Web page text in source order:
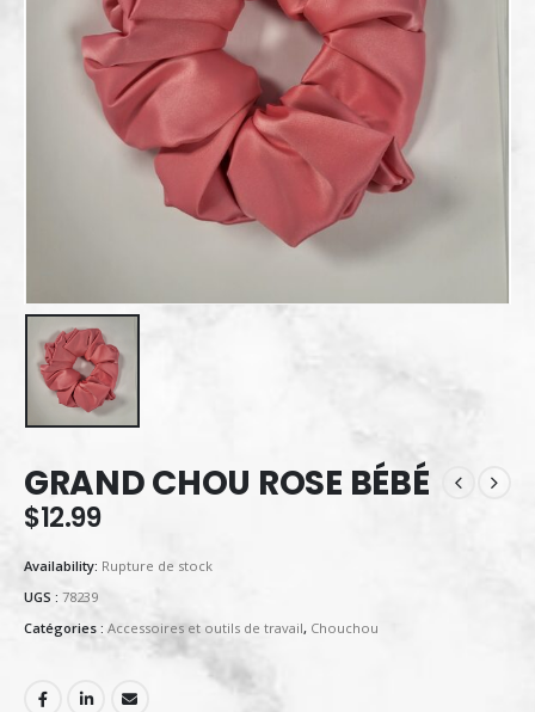
GRAND CHOU ROSE BÉBÉ
$12.99
Availability: Rupture de stock
UGS : 78239
Catégories : Accessoires et outils de travail, Chouchou